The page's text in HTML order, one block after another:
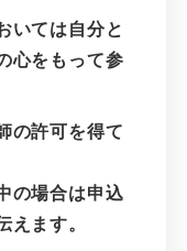
いては自分と
心をもって参
の許可を得て
の場合は申込
ます。